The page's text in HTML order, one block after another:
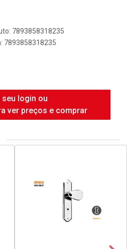
7893858318235
7893858318235
seu login ou
ver preços e comprar